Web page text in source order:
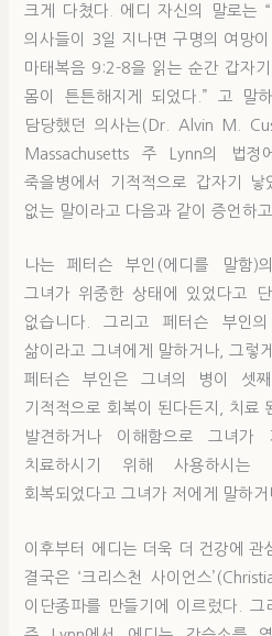
크게 다쳤다. 에디 자신의 말로는
의사들이 3일 지나면 구명의 여망
마태복음 9:2-8을 읽는 순간 갑자
몸이 튼튼해지게 되었다.” 고 말
담당했던 의사는(Dr. Alvin M.
Massachusetts 주 Lynn의 법정
죽을병에서 기적적으로 갑자기
없는 말이라고 다음과 같이 증언하고
나는 페터슨 부인(에디를 말함)
그녀가 위중한 상태에 있었다고
없습니다. 그리고 페터슨 부인
삶이라고 그녀에게 말하거나, 그렇
페터슨 부인은 그녀의 병이 셋
기적적으로 회복이 된다든지, 치료
발견하거나 이해함으로 그녀가
치료하시기 위해 사용하시는
회복되었다고 그녀가 저에게 말하
이후부터 에디는 더욱 더 건강에 관
결국은 ‘크리스천 사이언스
이단종파를 만들기에 이르렀다.